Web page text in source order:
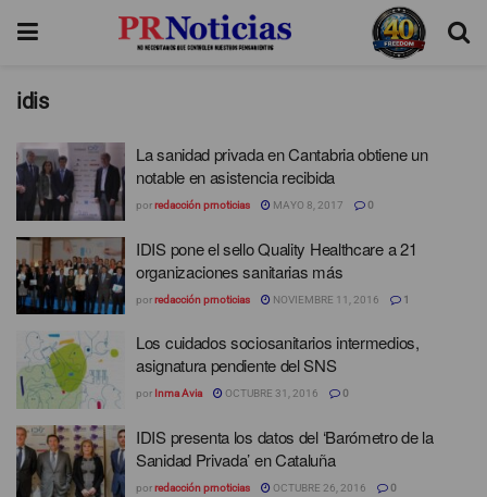
idis
La sanidad privada en Cantabria obtiene un
notable en asistencia recibida
porredacción prnoticias MAYO 8, 2017 0
IDIS pone el sello Quality Healthcare a 21
organizaciones sanitarias más
porredacción prnoticias NOVIEMBRE 11, 2016 1
Los cuidados sociosanitarios intermedios,
asignatura pendiente del SNS
por Inma Avia OCTUBRE 31, 2016 0
IDIS presenta los datos del ‘Barómetro de la
Sanidad Privada’ en Cataluña
porredacción prnoticias OCTUBRE 26, 2016 0